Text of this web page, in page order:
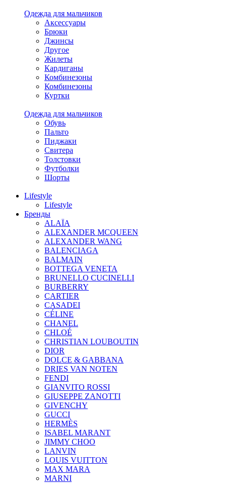
Одежда для мальчиков
Аксессуары
Брюки
Джинсы
Другое
Жилеты
Кардиганы
Комбинезоны
Комбинезоны
Куртки
Одежда для мальчиков
Обувь
Пальто
Пиджаки
Свитера
Толстовки
Футболки
Шорты
Lifestyle
Lifestyle
Бренды
ALAÏA
ALEXANDER MCQUEEN
ALEXANDER WANG
BALENCIAGA
BALMAIN
BOTTEGA VENETA
BRUNELLO CUCINELLI
BURBERRY
CARTIER
CASADEI
CÉLINE
CHANEL
CHLOÉ
CHRISTIAN LOUBOUTIN
DIOR
DOLCE & GABBANA
DRIES VAN NOTEN
FENDI
GIANVITO ROSSI
GIUSEPPE ZANOTTI
GIVENCHY
GUCCI
HERMÈS
ISABEL MARANT
JIMMY CHOO
LANVIN
LOUIS VUITTON
MAX MARA
MARNI